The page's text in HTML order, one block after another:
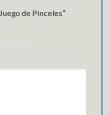
de Pinceles”